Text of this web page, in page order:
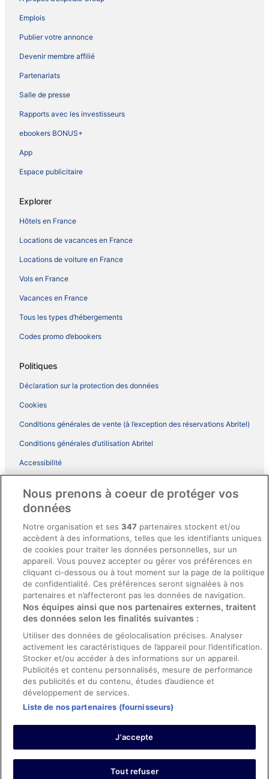
Emplois
Publier votre annonce
Devenir membre affilié
Partenariats
Salle de presse
Rapports avec les investisseurs
ebookers BONUS+
App
Espace publicitaire
Explorer
Hôtels en France
Locations de vacances en France
Locations de voiture en France
Vols en France
Vacances en France
Tous les types d’hébergements
Codes promo d’ebookers
Politiques
Déclaration sur la protection des données
Cookies
Conditions générales de vente (à l’exception des réservations Abritel)
Conditions générales d’utilisation Abritel
Accessibilité
Conditions générales du programme BONUS+ d’ebookers
Directives de contenu et signalement de contenus
Aide
Soutien
Annuler votre réservation d’hôtel ou de propriété de vacances
Échéances de remboursement
Utiliser un coupon ebookers
Electron, CartaSi, Carte Bleue, PayPal et Eurocard.
© 2026 Expedia, Inc., une entreprise d’Expedia Group. Tous droits
réservés. ebookers et le logo ebookers sont des marques
commerciales ou des marques déposées d’Expedia, Inc.
Nous prenons à coeur de protéger vos
données
Notre organisation et ses347 partenaires stockent et/ou
accèdent à des informations, telles que les identifiants uniques
de cookies pour traiter les données personnelles, sur un
appareil. Vous pouvez accepter ou gérer vos préférences en
cliquant ci-dessous ou à tout moment sur la page de la politique
de confidentialité. Ces préférences seront signalées à nos
partenaires et n’affecteront pas les données de navigation.
Nos équipes ainsi que nos partenaires externes, traitent
des données selon les finalités suivantes :
Utiliser des données de géolocalisation précises. Analyser
activement les caractéristiques de l’appareil pour l’identification.
Stocker et/ou accéder à des informations sur un appareil.
Publicités et contenu personnalisés, mesure de performance
des publicités et du contenu, études d’audience et
développement de services.
Liste de nos partenaires (fournisseurs)
J'accepte
Tout refuser